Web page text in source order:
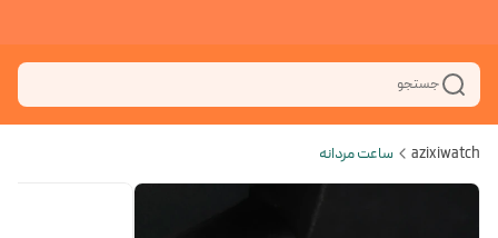
جستجو
azixiwatch ساعت مردانه